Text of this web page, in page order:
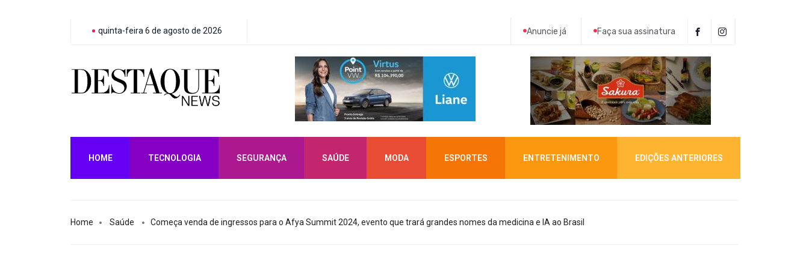
quinta-feira 6 de agosto de 2026 Anuncie já Faça sua assinatura
HOME TECNOLOGIA SEGURANÇA SAÚDE MODA ESPORTES ENTRETENIMENTO EDIÇÕES ANTERIORES
Home Saúde Começa venda de ingressos para o Afya Summit 2024, evento que trará grandes nomes da medicina e IA ao Brasil